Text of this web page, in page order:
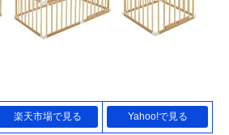
楽天市場で見る Yahoo!で見る